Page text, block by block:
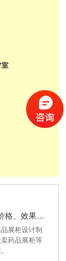
室
药品展柜设计生产制作工厂厂家、订购价格、效果图图片等相关信息
展柜设计制
药品展柜等